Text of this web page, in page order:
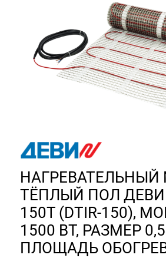
НАГРЕВАТЕЛЬНЫЙ
ТЁПЛЫЙ ПОЛ ДЕВИ
150T (DTIR-150),
1500 ВТ, РАЗМЕР
ПЛОЩАДЬ